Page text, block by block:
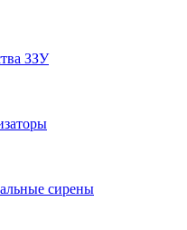
ЗЗУ
сирены